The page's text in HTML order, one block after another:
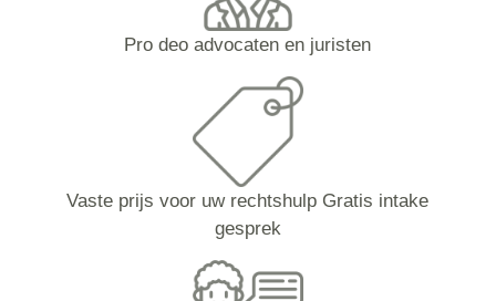
Pro deo advocaten en juristen
Vaste prijs voor uw rechtshulp Gratis intake
gesprek